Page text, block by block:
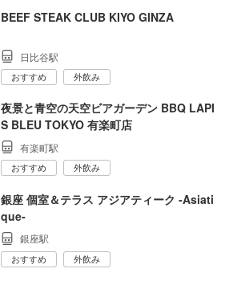
BEEF STEAK CLUB KIYO GINZA
日比谷駅
おすすめ 外飲み
夜景と青空の天空ビアガーデン BBQ LAPI
S BLEU TOKYO 有楽町店
有楽町駅
おすすめ 外飲み
銀座 個室＆テラス アジアティーク ‐Asiati
que‐
銀座駅
おすすめ 外飲み